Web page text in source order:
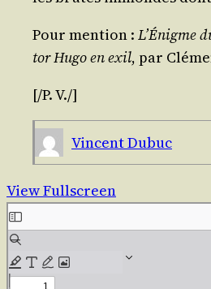
Pour men­tion : L’Énigme
tor Hugo en exil, par
[/​P. V./]
Vincent Dubuc
View Fullscreen